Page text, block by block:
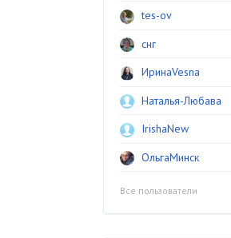
tes-ov
снг
ИринаVesna
Наталья-Любава
IrishaNew
ОльгаМинск
Все пользователи